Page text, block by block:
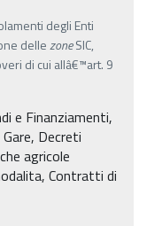
degli Enti
dellezoneSIC,
di cui allâ€™art. 9
e Finanziamenti,
Decreti
agricole
Contratti di